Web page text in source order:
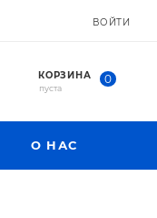
ВОЙТИ
КОРЗИНА 0
пуста
О НАС